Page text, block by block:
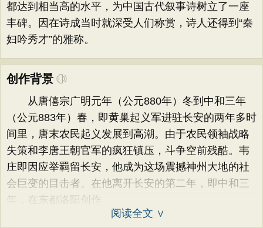
都达到相当高的水平，为中国古代叙事诗树立了一座
丰碑。因在诗成当时就深受人们称赏，诗人还得到“秦
妇吟秀才”的雅称。
创作背景
从唐僖宗广明元年（公元880年）冬到中和三年
（公元883年）春，即黄巢起义军进驻长安的两年多时
间里，唐末农民起义发展到高潮。由于农民领袖战略
失策和李唐王朝官军的疯狂镇压，斗争空前残酷。韦
庄即因应举羁留长安，他成为这场震撼神州大地的社
会巨变的目击者。在他离开长安的第二年，即中和三
年，在东都洛阳创作
阅读全文 ∨